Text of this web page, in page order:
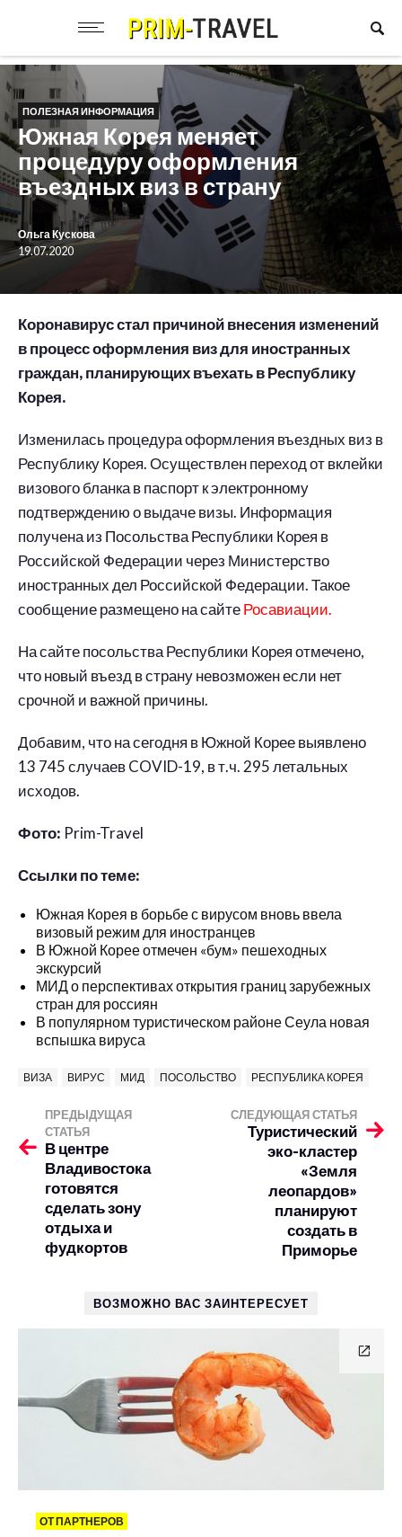
ПОЛЕЗНАЯ ИНФОРМАЦИЯ
Южная Корея меняет
процедуру оформления
въездных виз в страну
Ольга Кускова
19.07.2020
Коронавирус стал причиной внесения изменений
в процесс оформления виз для иностранных
граждан, планирующих въехать в Республику
Корея.
Изменилась процедура оформления въездных виз в
Республику Корея. Осуществлен переход от вклейки
визового бланка в паспорт к электронному
подтверждению о выдаче визы. Информация
получена из Посольства Республики Корея в
Российской Федерации через Министерство
иностранных дел Российской Федерации. Такое
сообщение размещено на сайтеРосавиации.
На сайте посольства Республики Корея отмечено,
что новый въезд в страну невозможен если нет
срочной и важной причины.
Добавим, что на сегодня в Южной Корее выявлено
13 745 случаев COVID-19, в т.ч. 295 летальных
исходов.
Фото: Prim-Travel
Ссылки по теме:
Южная Корея в борьбе с вирусом вновь ввела
визовый режим для иностранцев
В Южной Корее отмечен «бум» пешеходных
экскурсий
МИД о перспективах открытия границ зарубежных
стран для россиян
В популярном туристическом районе Сеула новая
вспышка вируса
ВИЗА ВИРУС МИД ПОСОЛЬСТВО РЕСПУБЛИКА КОРЕЯ
ПРЕДЫДУЩАЯ
СТАТЬЯ
В центре
Владивостока
готовятся
сделать зону
отдыха и
фудкортов
СЛЕДУЮЩАЯ СТАТЬЯ
Туристический
эко-кластер
«Земля
леопардов»
планируют
создать в
Приморье
ВОЗМОЖНО ВАС ЗАИНТЕРЕСУЕТ
ОТ ПАРТНЕРОВ